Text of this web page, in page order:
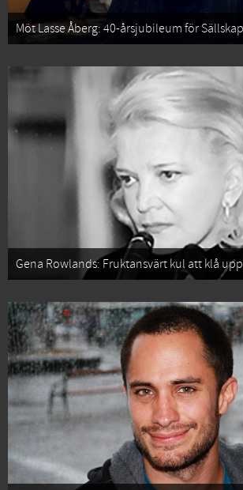
Möt Lasse Åberg: 40-årsjubileum för
Gena Rowlands: Fruktansvärt kul att klå